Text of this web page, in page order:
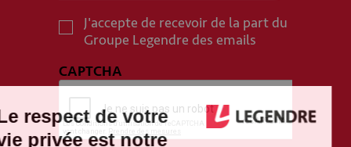
J'accepte de recevoir de la part du
Groupe Legendre des emails
CAPTCHA